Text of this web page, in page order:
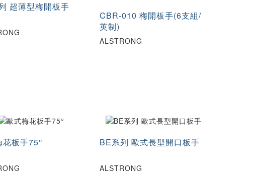
超薄型梅開板手
CBR-010 梅開板手(6支組/
英制)
ALSTRONG
花板手75° BE系列 歐式長型開口板手
ALSTRONG